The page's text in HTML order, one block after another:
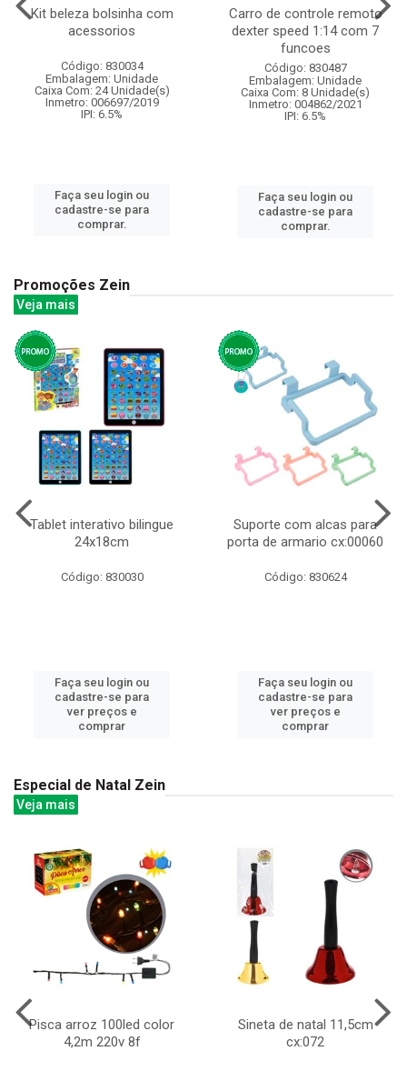
Kit beleza bolsinha com
acessorios
Código: 830034
Embalagem: Unidade
Caixa Com: 24 Unidade(s)
Inmetro: 006697/2019
IPI: 6.5%
Faça seu login ou
cadastre-se para
comprar.
Carro de controle remoto
dexter speed 1:14 com 7
funcoes
Código: 830487
Embalagem: Unidade
Caixa Com: 8 Unidade(s)
Inmetro: 004862/2021
IPI: 6.5%
Faça seu login ou
cadastre-se para
comprar.
Promoções Zein
Veja mais
Tablet interativo bilingue
24x18cm
Código: 830030
Faça seu login ou
cadastre-se para
ver preços e
comprar
Suporte com alcas para
porta de armario cx:00060
Código: 830624
Faça seu login ou
cadastre-se para
ver preços e
comprar
Especial de Natal Zein
Veja mais
Pisca arroz 100led color
4,2m 220v 8f
Sineta de natal 11,5cm
cx:072